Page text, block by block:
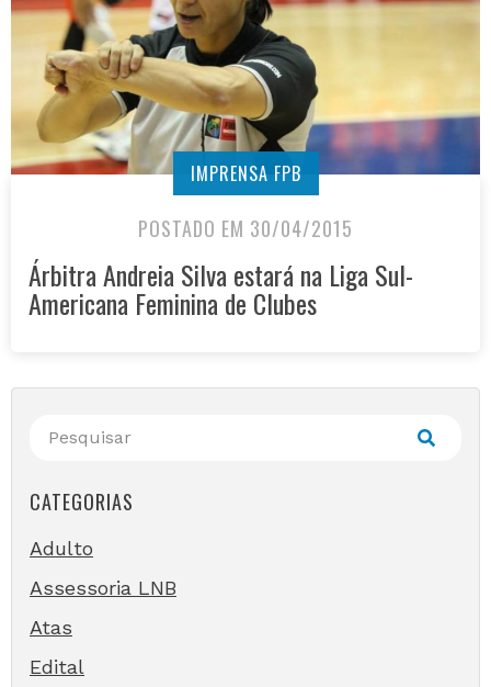
IMPRENSA FPB
POSTADO EM 30/04/2015
Árbitra Andreia Silva estará na Liga Sul-
Americana Feminina de Clubes
CATEGORIAS
Adulto
Assessoria LNB
Atas
Edital